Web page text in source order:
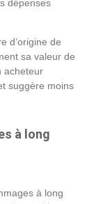
dépenses
d’origine de
sa valeur de
acheteur
suggère moins
à long
à long